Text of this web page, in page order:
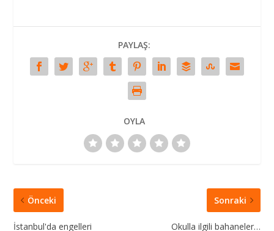
PAYLAŞ:
OYLA
Önceki
İstanbul'da engelleri
Sonraki
Okulla ilgili bahaneler…